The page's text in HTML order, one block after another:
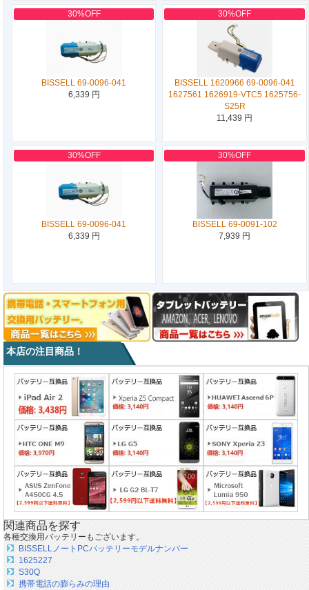
30%OFF
BISSELL 69-0096-041
6,339 円
30%OFF
BISSELL 1620966 69-0096-041
1627561 1626919-VTC5 1625756-
S25R
11,439 円
30%OFF
BISSELL 69-0096-041
6,339 円
30%OFF
BISSELL 69-0091-102
7,939 円
本店の注目商品！
関連商品を探す
各種交換用バッテリーもございます。
BISSELLノートPCバッテリーモデルナンバー
1625227
S30Q
携帯電話の膨らみの理由